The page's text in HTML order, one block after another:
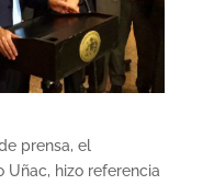
prensa, el
Uñac, hizo referencia